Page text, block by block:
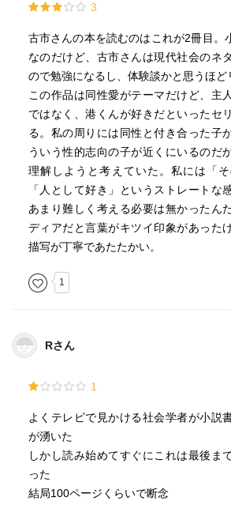
3
古市さんの本を読むのはこれが2冊目。
なのだけど、古市さんは現代社会のネ
ので勉強になるし、体験談かと思うほど
この作品は同性愛がテーマだけど、主
ではなく、港くんが好きだといったセ
る。私の周りには同性と付き合った子
ういう性的志向の子が近くにいるのだ
理解しようと考えていた。私には「そ
「人として好き」というストレートな
あまり難しく考える必要は無かったん
ディアだと言葉がキツイ印象があった
描写が丁寧であたたかい。
1
Rさん
1
よくテレビで見かける社会学者が小説
が湧いた
しかし読み始めてすぐにこれは最後ま
った
結局100ページくらいで断念